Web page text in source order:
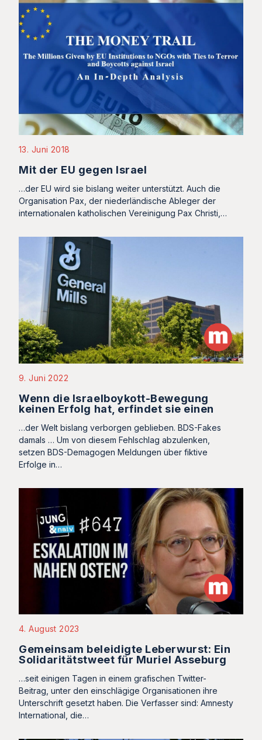
13. Juni 2018
Mit der EU gegen Israel
…der EU wird sie bislang weiter unterstützt. Auch die
Organisation Pax, der niederländische Ableger der
internationalen katholischen Vereinigung Pax Christi,…
9. Juni 2022
Wenn die Israelboykott-Bewegung
keinen Erfolg hat, erfindet sie einen
…der Welt bislang verborgen geblieben. BDS-Fakes
damals … Um von diesem Fehlschlag abzulenken,
setzen BDS-Demagogen Meldungen über fiktive
Erfolge in…
4. August 2023
Gemeinsam beleidigte Leberwurst: Ein
Solidaritätstweet für Muriel Asseburg
…seit einigen Tagen in einem grafischen Twitter-
Beitrag, unter den einschlägige Organisationen ihre
Unterschrift gesetzt haben. Die Verfasser sind: Amnesty
International, die…